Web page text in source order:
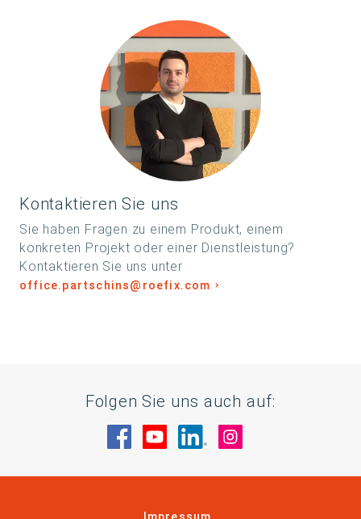
Kontaktieren Sie uns
Sie haben Fragen zu einem Produkt, einem
konkreten Projekt oder einer Dienstleistung?
Kontaktieren Sie uns unter
office.partschins@roefix.com
Folgen Sie uns auch auf:
Besuche uns auf Facebook
Besuche uns auf YouTube
Besuche uns auf
Impressum